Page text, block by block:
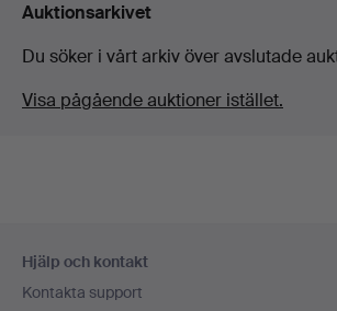
Auktionsarkivet
Du söker i vårt arkiv över avslutade
Visa pågående auktioner istället.
Hjälp och kontakt
Kontakta support